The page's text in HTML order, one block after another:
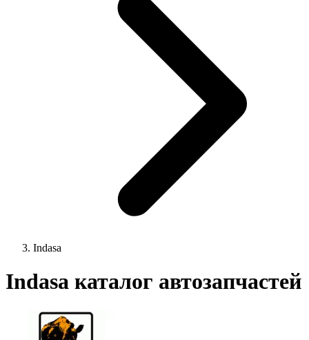
Indasa
Indasa каталог автозапчастей